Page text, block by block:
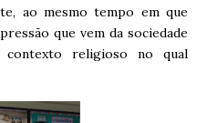
ao mesmo tempo em que
que vem da sociedade
contexto religioso no qual